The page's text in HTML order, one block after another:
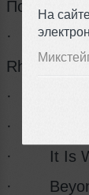
На
Под
· Let's
Rhythim is
· Nude
· Strings
· It Is
· Beyond